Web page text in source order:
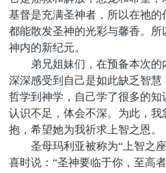
基督是充满圣神者，所以在祂的
都能散发圣神的光彩与馨香。
神内的新纪元。
弟兄姐妹们，在预备本次的
深深感受到自己是如此缺乏智
哲学到神学，自己学了很多的知
认识不足，体会不深。为此，
抱，希望她为我祈求上智之恩。
圣母玛利亚被称为“上智之
喜时说：“圣神要临于你，至高